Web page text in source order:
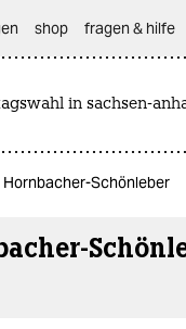
shop fragen & hilfe
in sachsen-
Hornbacher-Schönleber